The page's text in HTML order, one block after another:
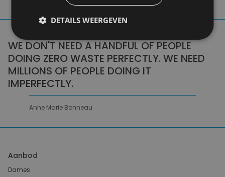
WE DON'T NEED A HANDFUL OF PEOPLE
DOING ZERO WASTE PERFECTLY. WE NEED
MILLIONS OF PEOPLE DOING IT
IMPERFECTLY.
Anne Marie Bonneau
Aanbod
Dames
DETAILS WEERGEVEN